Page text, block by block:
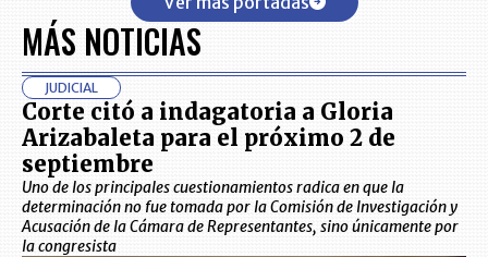
MÁS NOTICIAS
JUDICIAL
Corte citó a indagatoria a Gloria
Arizabaleta para el próximo 2 de
septiembre
Uno de los principales cuestionamientos radica en que la
determinación no fue tomada por la Comisión de Investigación y
Acusación de la Cámara de Representantes, sino únicamente por
la congresista